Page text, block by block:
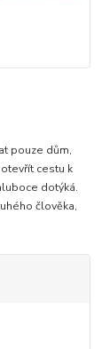
pouze dům,
cestu k
dotýká.
člověka,